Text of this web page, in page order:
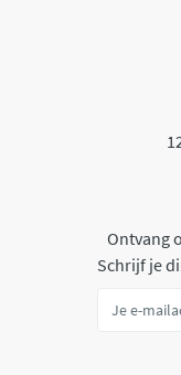
Ontvang
Schrijf je